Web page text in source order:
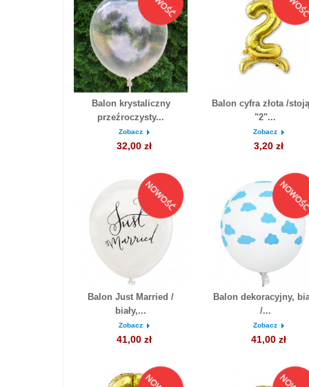
Balon krystaliczny
przeźroczysty...
Zobacz
32,00 zł
Balon cyfra złota /
"2"...
Zobacz
3,20 zł
Balon Just Married /
biały,...
Zobacz
41,00 zł
Balon dekoracyjny,
/...
Zobacz
41,00 zł